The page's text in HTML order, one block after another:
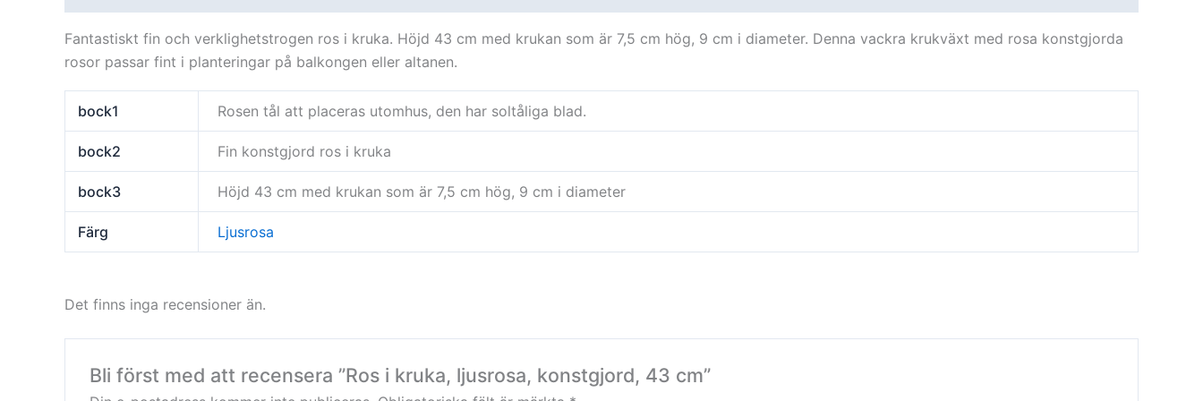
Fantastiskt fin och verklighetstrogen ros i kruka. Höjd 43 cm med krukan som är 7,5 cm hög, 9 cm i diameter. Denna vackra krukväxt med rosa konstgjorda
rosor passar fint i planteringar på balkongen eller altanen.
bock1 Rosen tål att placeras utomhus, den har soltåliga blad.
bock2 Fin konstgjord ros i kruka
bock3 Höjd 43 cm med krukan som är 7,5 cm hög, 9 cm i diameter
Färg Ljusrosa
Det finns inga recensioner än.
Bli först med att recensera ”Ros i kruka, ljusrosa, konstgjord, 43 cm”